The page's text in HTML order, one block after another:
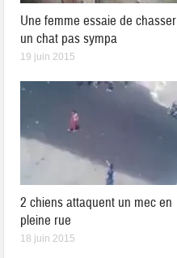
Une femme essaie de chasser
un chat pas sympa
19 juin 2015
2 chiens attaquent un mec en
pleine rue
18 juin 2015